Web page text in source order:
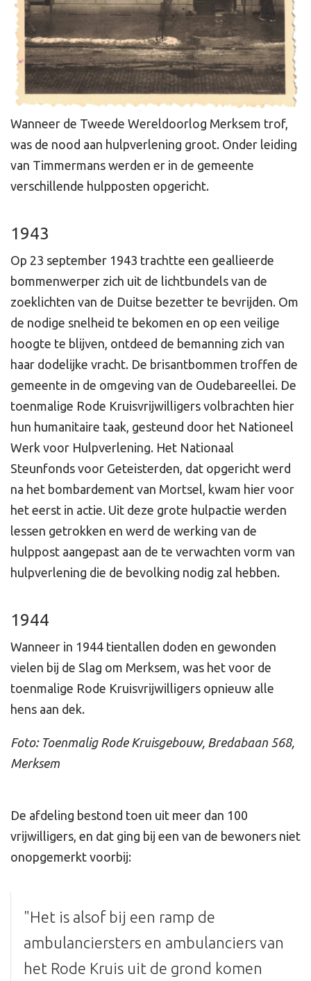
Wanneer de Tweede Wereldoorlog Merksem trof,
was de nood aan hulpverlening groot. Onder leiding
van Timmermans werden er in de gemeente
verschillende hulpposten opgericht.
1943
Op 23 september 1943 trachtte een geallieerde
bommenwerper zich uit de lichtbundels van de
zoeklichten van de Duitse bezetter te bevrijden. Om
de nodige snelheid te bekomen en op een veilige
hoogte te blijven, ontdeed de bemanning zich van
haar dodelijke vracht. De brisantbommen troffen de
gemeente in de omgeving van de Oudebareellei. De
toenmalige Rode Kruisvrijwilligers volbrachten hier
hun humanitaire taak, gesteund door het Nationeel
Werk voor Hulpverlening. Het Nationaal
Steunfonds voor Geteisterden, dat opgericht werd
na het bombardement van Mortsel, kwam hier voor
het eerst in actie. Uit deze grote hulpactie werden
lessen getrokken en werd de werking van de
hulppost aangepast aan de te verwachten vorm van
hulpverlening die de bevolking nodig zal hebben.
1944
Wanneer in 1944 tientallen doden en gewonden
vielen bij de Slag om Merksem, was het voor de
toenmalige Rode Kruisvrijwilligers opnieuw alle
hens aan dek.
Foto: Toenmalig Rode Kruisgebouw, Bredabaan 568,
Merksem
De afdeling bestond toen uit meer dan 100
vrijwilligers, en dat ging bij een van de bewoners niet
onopgemerkt voorbij:
"Het is alsof bij een ramp de
ambulanciersters en ambulanciers van
het Rode Kruis uit de grond komen